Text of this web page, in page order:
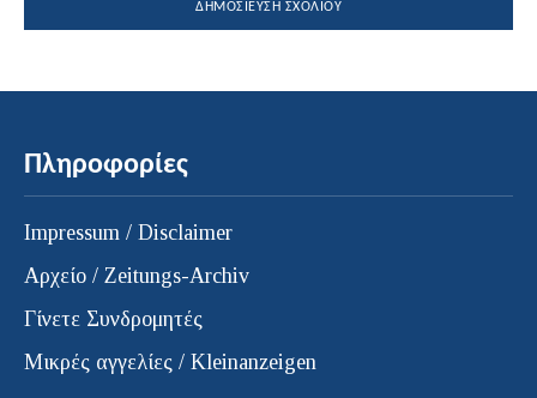
Πληροφορίες
Impressum / Disclaimer
Αρχείο / Zeitungs-Archiv
Γίνετε Συνδρομητές
Μικρές αγγελίες / Kleinanzeigen